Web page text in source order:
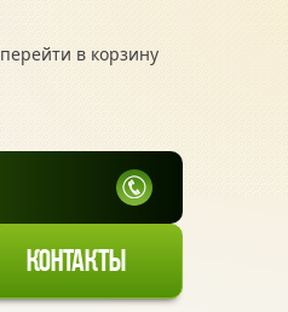
перейти в корзину
КОНТАКТЫ